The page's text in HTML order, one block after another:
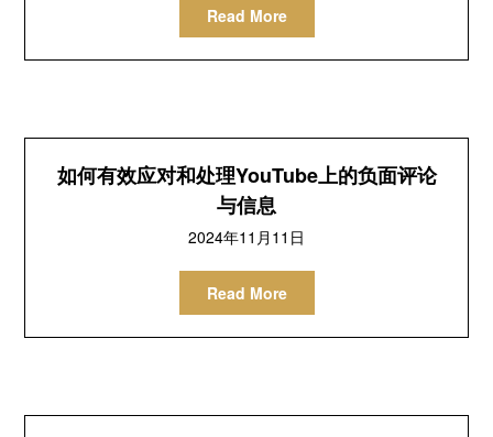
Read More
如何有效应对和处理YouTube上的负面评论
与信息
2024年11月11日
Read More